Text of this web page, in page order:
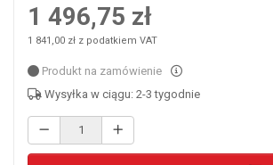
1 496,75 zł
1 841,00 zł z podatkiem VAT
Produkt na zamówienie
Wysyłka w ciągu: 2-3 tygodnie